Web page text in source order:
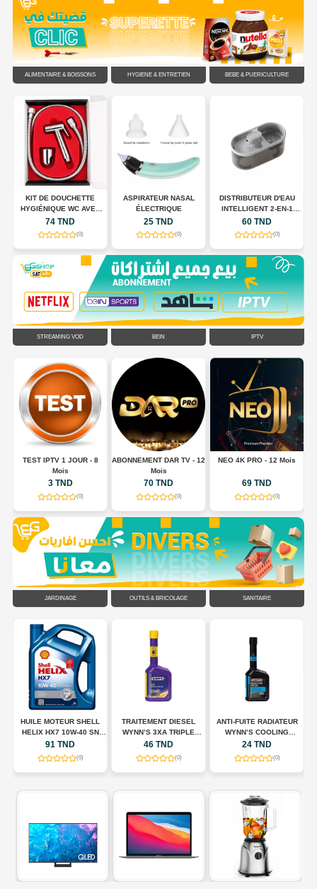
ALIMENTAIRE & BOISSONS HYGIÈNE & ENTRETIEN BÉBÉ & PUÉRICULTURE
KIT DE DOUCHETTE
HYGIÉNIQUE WC AVEC
FLEXIBLE EN ACIER
INOXYDABLE
74 TND
(0)
ASPIRATEUR NASAL
ÉLECTRIQUE
25 TND
(0)
DISTRIBUTEUR D'EAU
INTELLIGENT 2-EN-1
POUR CHIENS ET CHATS
60 TND
(0)
STREAMING VOD BEIN IPTV
TEST IPTV 1 JOUR - 8
Mois
3 TND
(0)
ABONNEMENT DAR TV - 12
Mois
70 TND
(0)
NEO 4K PRO - 12 Mois
69 TND
(0)
JARDINAGE OUTILS & BRICOLAGE SANITAIRE
HUILE MOTEUR SHELL
HELIX HX7 10W-40 SN
PLUS – 5 L
91 TND
(0)
TRAITEMENT DIESEL
WYNN’S 3XA TRIPLE
ACTION – 325 ML
46 TND
(0)
ANTI-FUITE RADIATEUR
WYNN’S COOLING
SYSTEM STOP LEAK –
325 ML
24 TND
(0)